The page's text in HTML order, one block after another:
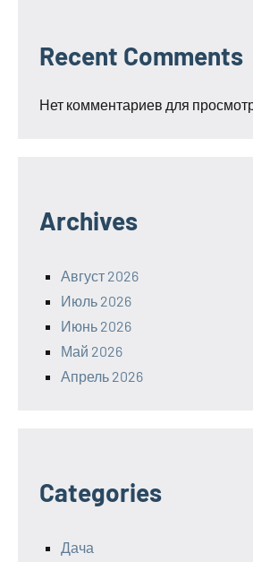
Recent Comments
Нет комментариев для
Archives
Август 2026
Июль 2026
Июнь 2026
Май 2026
Апрель 2026
Categories
Дача